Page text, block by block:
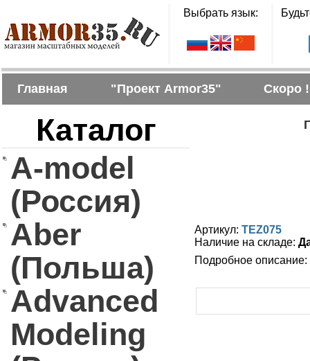
Выбрать язык:
Главная "Проект Armor35" Скоро !
Каталог
A-model
(Россия)
Aber
(Польша)
Advanced
Modeling
Артикул: TEZ075
Наличие на складе:
Подробное описание: